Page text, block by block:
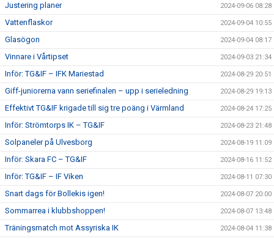
Justering planer 2024-09-06 08:28
Vattenflaskor 2024-09-04 10:55
Glasögon 2024-09-04 08:17
Vinnare i Vårtipset 2024-09-03 21:34
Inför: TG&IF – IFK Mariestad 2024-08-29 20:51
Giff-juniorerna vann seriefinalen – upp i serieledning 2024-08-29 19:13
Effektivt TG&IF krigade till sig tre poäng i Värmland 2024-08-24 17:25
Inför: Strömtorps IK – TG&IF 2024-08-23 21:48
Solpaneler på Ulvesborg 2024-08-19 11:09
Inför: Skara FC – TG&IF 2024-08-16 11:52
Inför: TG&IF – IF Viken 2024-08-11 07:30
Snart dags för Bollekis igen! 2024-08-07 20:00
Sommarrea i klubbshoppen! 2024-08-07 13:48
Träningsmatch mot Assyriska IK 2024-08-04 11:38